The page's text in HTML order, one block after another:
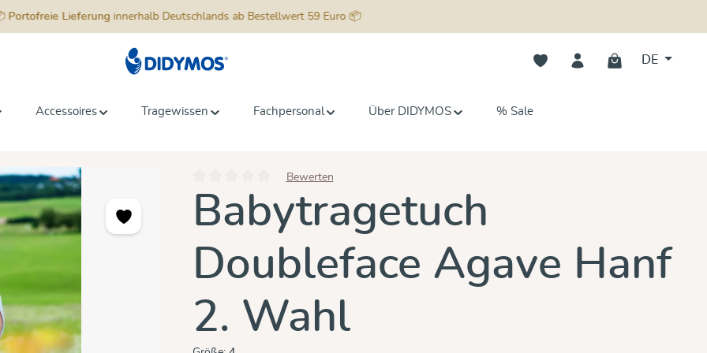
Portofreie Lieferunginnerhalb Deutschlands ab Bestellwert 59 Euro 📦
Du hast 0 Produkte auf dem
DE
Accessoires Tragewissen Fachpersonal Über DIDYMOS % Sale
Durchschnittliche Bewertung von 0 von 5 Sternen
Bewerten
Babytragetuch
Doubleface Agave Hanf
2. Wahl